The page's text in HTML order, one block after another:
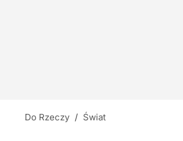
Do Rzeczy / Świat